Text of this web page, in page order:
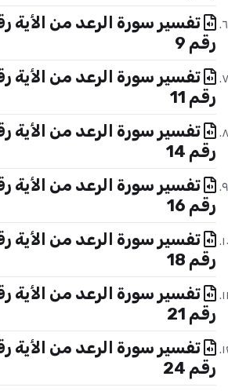
رقم 9
رقم 11
رقم 14
رقم 16
رقم 18
رقم 21
رقم 24